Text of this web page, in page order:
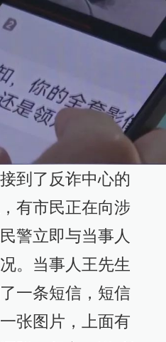
到了反诈中心的
有市民正在向涉
警立即与当事人
。当事人王先生
一条短信，短信
张图片，上面有